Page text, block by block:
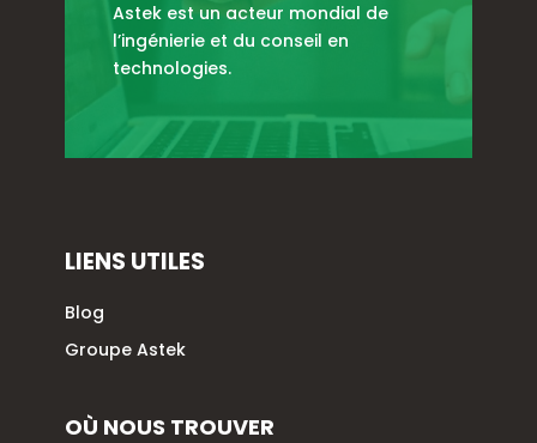
Astek est un acteur mondial de
l’ingénierie et du conseil en
technologies.
LIENS UTILES
Blog
Groupe Astek
OÙ NOUS TROUVER